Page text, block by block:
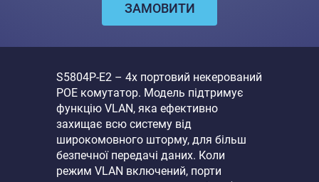
ЗАМОВИТИ
S5804P-E2 – 4х портовий некерований
POE комутатор. Модель підтримує
функцію VLAN, яка ефективно
захищає всю систему від
широкомовного шторму, для більш
безпечної передачі даних. Коли
режим VLAN включений, порти